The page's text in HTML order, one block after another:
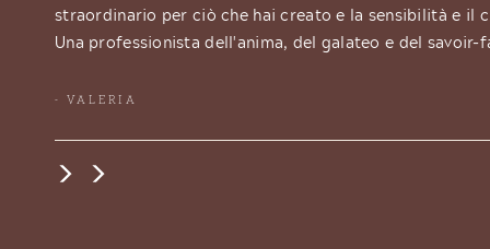
- VALERIA
straordinario per ciò che hai creato e la sensibilità e il
Una professionista dell'anima, del galateo e del savoir-